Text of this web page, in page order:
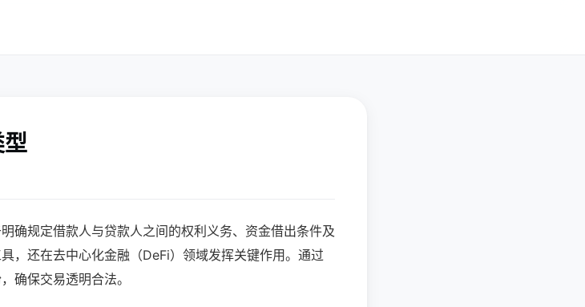
确规定借款人与贷款人之间的权利义务、资金借出条件及
，还在去中心化金融（DeFi）领域发挥关键作用。通过
确保交易透明合法。